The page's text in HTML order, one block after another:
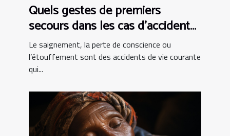
Quels gestes de premiers
secours dans les cas d’accident
de vie courante ?
Le saignement, la perte de conscience ou
l’étouffement sont des accidents de vie courante
qui...